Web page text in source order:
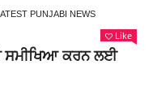
PUNJABI NEWS
Like
ਸਮੀਖਿਆ ਕਰਨ ਲਈ